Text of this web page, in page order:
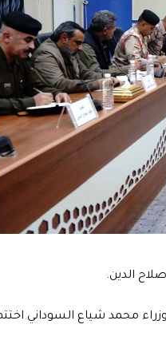
الدين.
محمد شياع السوداني اختتم